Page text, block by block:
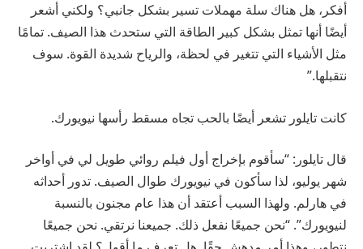
أفكر، هل هناك سلة مهملات تسير بشكل جانبي؟ ولكني أشعر
أيضًا أنها تمثل بشكل كبير الطاقة التي ستحدث هذا الصيف. تمامًا
مثل الأشياء التي تتغير في لحظة، والرياح شديدة القوة. سوف
نتقبلها.”
كانت تايلور تشعر أيضًا بالحب تجاه مسقط رأسها نيويورك.
قال تايلور: “سأقوم بإخراج أول فيلم روائي طويل لي في أواخر
شهر يوليو، لذا سأكون في نيويورك طوال الصيف. تدور أحداثه
في هارلم. ولهذا السبب أعتقد أن هذا عام مجنون بالنسبة
لنيويورك”. “نحن جميعًا نفعل ذلك. جميعنا نرتقي. نحن جميعًا